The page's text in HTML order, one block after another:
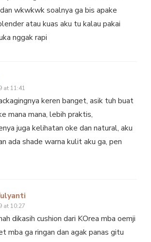
wkwkwk soalnya ga bis apake
atau kuas aku tu kalau pakai
nggak rapi
at 11:41
keren banget, asik tuh buat
mana mana, lebih praktis,
juga kelihatan oke dan natural, aku
ada shade warna kulit aku ga, pen
at 10:27
dikasih cushion dari KOrea mba oemji
mba ga ringan dan agak panas gitu